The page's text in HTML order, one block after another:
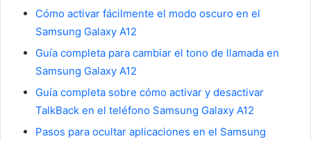
Cómo activar fácilmente el modo oscuro en el
Samsung Galaxy A12
Guía completa para cambiar el tono de llamada en
Samsung Galaxy A12
Guía completa sobre cómo activar y desactivar
TalkBack en el teléfono Samsung Galaxy A12
Pasos para ocultar aplicaciones en el Samsung